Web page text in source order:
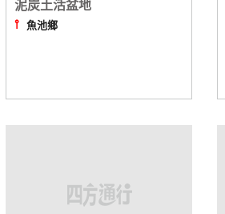
泥炭土活盆地
⫯ 魚池鄉